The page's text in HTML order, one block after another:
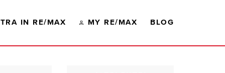
IN RE/MAX MY RE/MAX BLOG